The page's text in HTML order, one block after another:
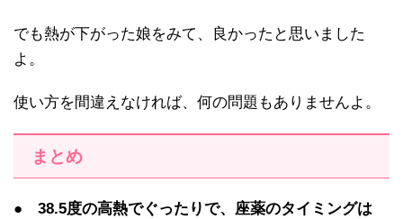
でも熱が下がった娘をみて、良かったと思いました
よ。
使い方を間違えなければ、何の問題もありませんよ。
まとめ
● 38.5度の高熱でぐったりで、座薬のタイミングは